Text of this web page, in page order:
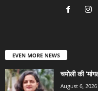
EVEN MORE NEWS
चमोली की
August 6, 2026